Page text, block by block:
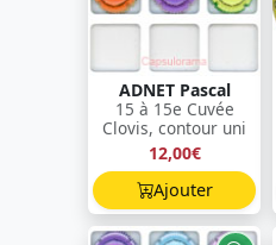
ADNET Pascal
15 à 15e Cuvée
Clovis, contour uni
12,00€
Ajouter